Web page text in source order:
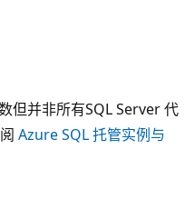
但并非所有SQL Server 代
Azure SQL 托管实例与